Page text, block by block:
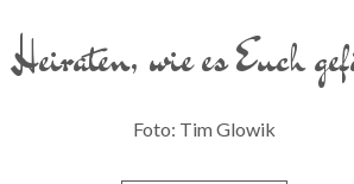
Heiraten, wie es Euch
Foto: Tim Glowik